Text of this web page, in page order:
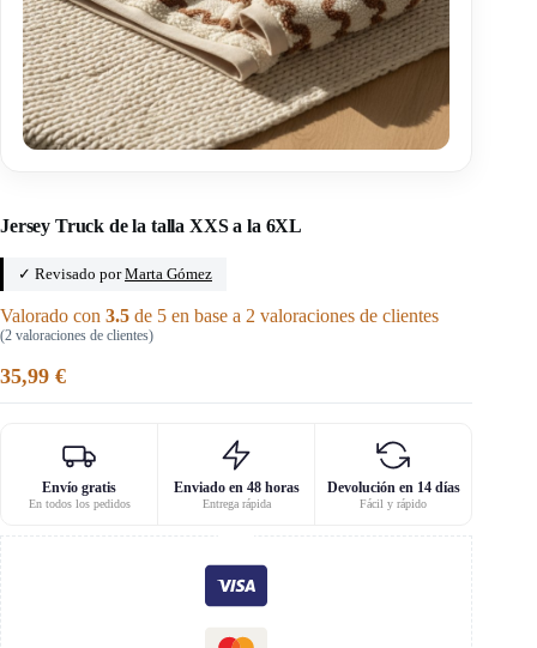
Jersey Truck de la talla XXS a la 6XL
✓ Revisado porMarta Gómez
Valorado con 3.5 de 5 en base a 2 valoraciones de clientes
(2 valoraciones de clientes)
35,99 €
Envío gratis
En todos los pedidos
Enviado en 48 horas
Entrega rápida
Devolución en 14 días
Fácil y rápido